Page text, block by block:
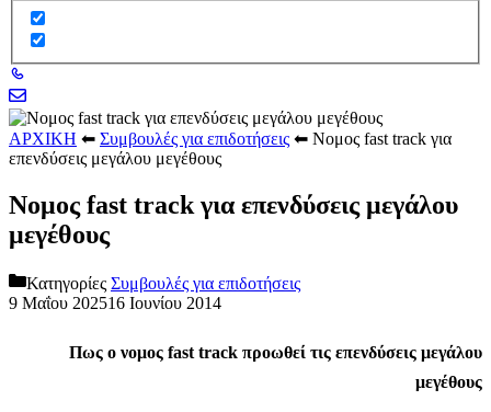
ΑΡΧΙΚΗ ⬅ Συμβουλές για επιδοτήσεις ⬅ Νομος fast track για
επενδύσεις μεγάλου μεγέθους
Νομος fast track για επενδύσεις μεγάλου
μεγέθους
Κατηγορίες Συμβουλές για επιδοτήσεις
9 Μαΐου 202516 Ιουνίου 2014
Πως ο νομος fast track προωθεί τις επενδύσεις μεγάλου
μεγέθους